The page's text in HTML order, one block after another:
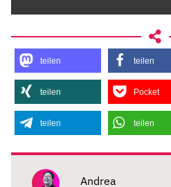
teilen teilen
teilen Pocket
teilen teilen
Andrea